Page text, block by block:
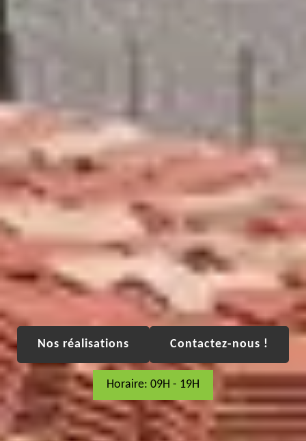
Nos réalisations Contactez-nous !
Horaire: 09H - 19H